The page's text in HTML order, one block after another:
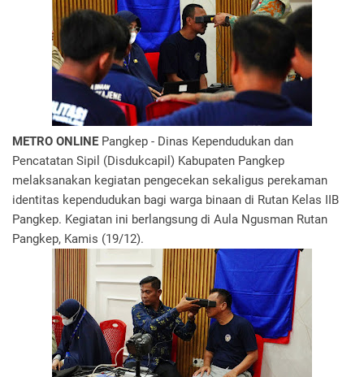
METRO ONLINE Pangkep - Dinas Kependudukan dan
Pencatatan Sipil (Disdukcapil) Kabupaten Pangkep
melaksanakan kegiatan pengecekan sekaligus perekaman
identitas kependudukan bagi warga binaan di Rutan Kelas IIB
Pangkep. Kegiatan ini berlangsung di Aula Ngusman Rutan
Pangkep, Kamis (19/12).